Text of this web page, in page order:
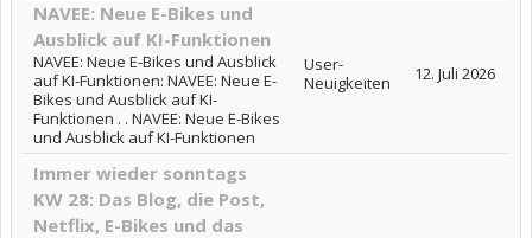
NAVEE: Neue E-Bikes und
Ausblick auf KI-Funktionen
NAVEE: Neue E-Bikes und Ausblick
auf KI-Funktionen: NAVEE: Neue E-
Bikes und Ausblick auf KI-
Funktionen . . NAVEE: Neue E-Bikes
und Ausblick auf KI-Funktionen
User-
Neuigkeiten
12. Juli 2026
Immer wieder sonntags
KW 28: Das Blog, die Post,
Netflix, E-Bikes und das